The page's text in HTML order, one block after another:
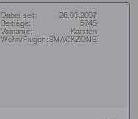
Dabei seit:
26.08.2007
Beiträge:
5745
Vorname:
Karsten
Wohn/Flugort: SMACKZONE